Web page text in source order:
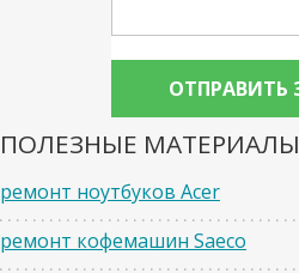
ПОЛЕЗНЫЕ МАТЕРИАЛЫ
ремонт ноутбуков Acer
ремонт кофемашин Saeco